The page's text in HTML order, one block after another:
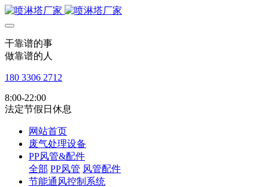
干靠谱的事
做靠谱的人
180 3306 2712
8:00-22:00
法定节假日休息
网站首页
废气处理设备
PP风管&配件
全部 PP风管 风管配件
节能通风控制系统